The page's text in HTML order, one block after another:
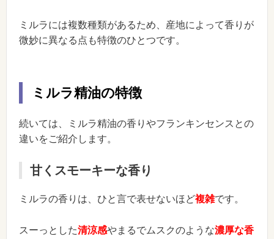
ミルラには複数種類があるため、産地によって香りが
微妙に異なる点も特徴のひとつです。
ミルラ精油の特徴
続いては、ミルラ精油の香りやフランキンセンスとの
違いをご紹介します。
甘くスモーキーな香り
ミルラの香りは、ひと言で表せないほど複雑です。
スーっとした清涼感やまるでムスクのような濃厚な香